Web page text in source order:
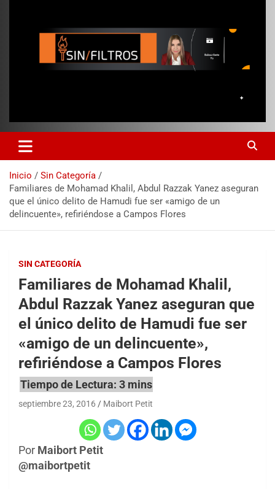
Inicio
Sin Categoría
Familiares de Mohamad Khalil, Abdul Razzak Yanez aseguran
que el único delito de Hamudi fue ser «amigo de un
delincuente», refiriéndose a Campos Flores
SIN CATEGORÍA
Familiares de Mohamad Khalil,
Abdul Razzak Yanez aseguran que
el único delito de Hamudi fue ser
«amigo de un delincuente»,
refiriéndose a Campos Flores
septiembre 23, 2016 Maibort Petit
Por Maibort Petit
@maibortpetit